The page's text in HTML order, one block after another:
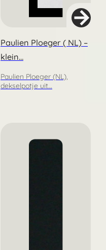
Paulien Ploeger ( NL) –
klein…
Paulien Ploeger (NL),
dekselpotje uit…